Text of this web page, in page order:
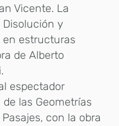
Vicente. La
y
en estructuras
de Alberto
espectador
las Geometrías
con la obra